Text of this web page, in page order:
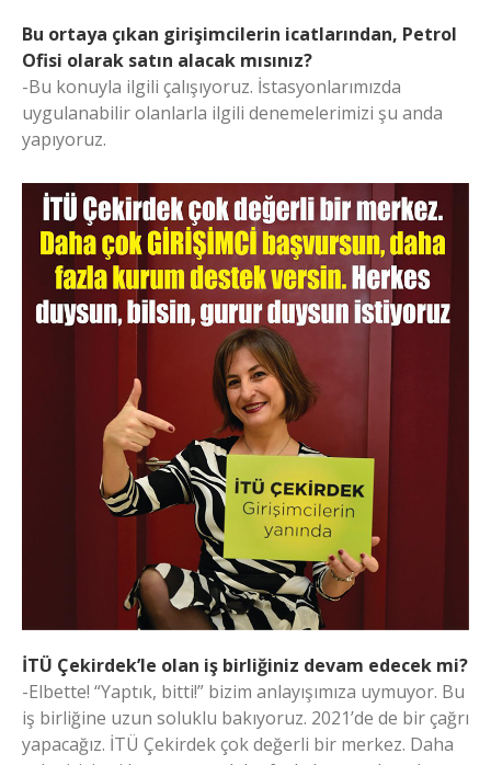
Bu ortaya çıkan girişimcilerin icatlarından, Petrol
Ofisi olarak satın alacak mısınız?
-Bu konuyla ilgili çalışıyoruz. İstasyonlarımızda
uygulanabilir olanlarla ilgili denemelerimizi şu anda
yapıyoruz.
İTÜ Çekirdek’le olan iş birliğiniz devam edecek mi?
-Elbette! “Yaptık, bitti!” bizim anlayışımıza uymuyor. Bu
iş birliğine uzun soluklu bakıyoruz. 2021’de de bir çağrı
yapacağız. İTÜ Çekirdek çok değerli bir merkez. Daha